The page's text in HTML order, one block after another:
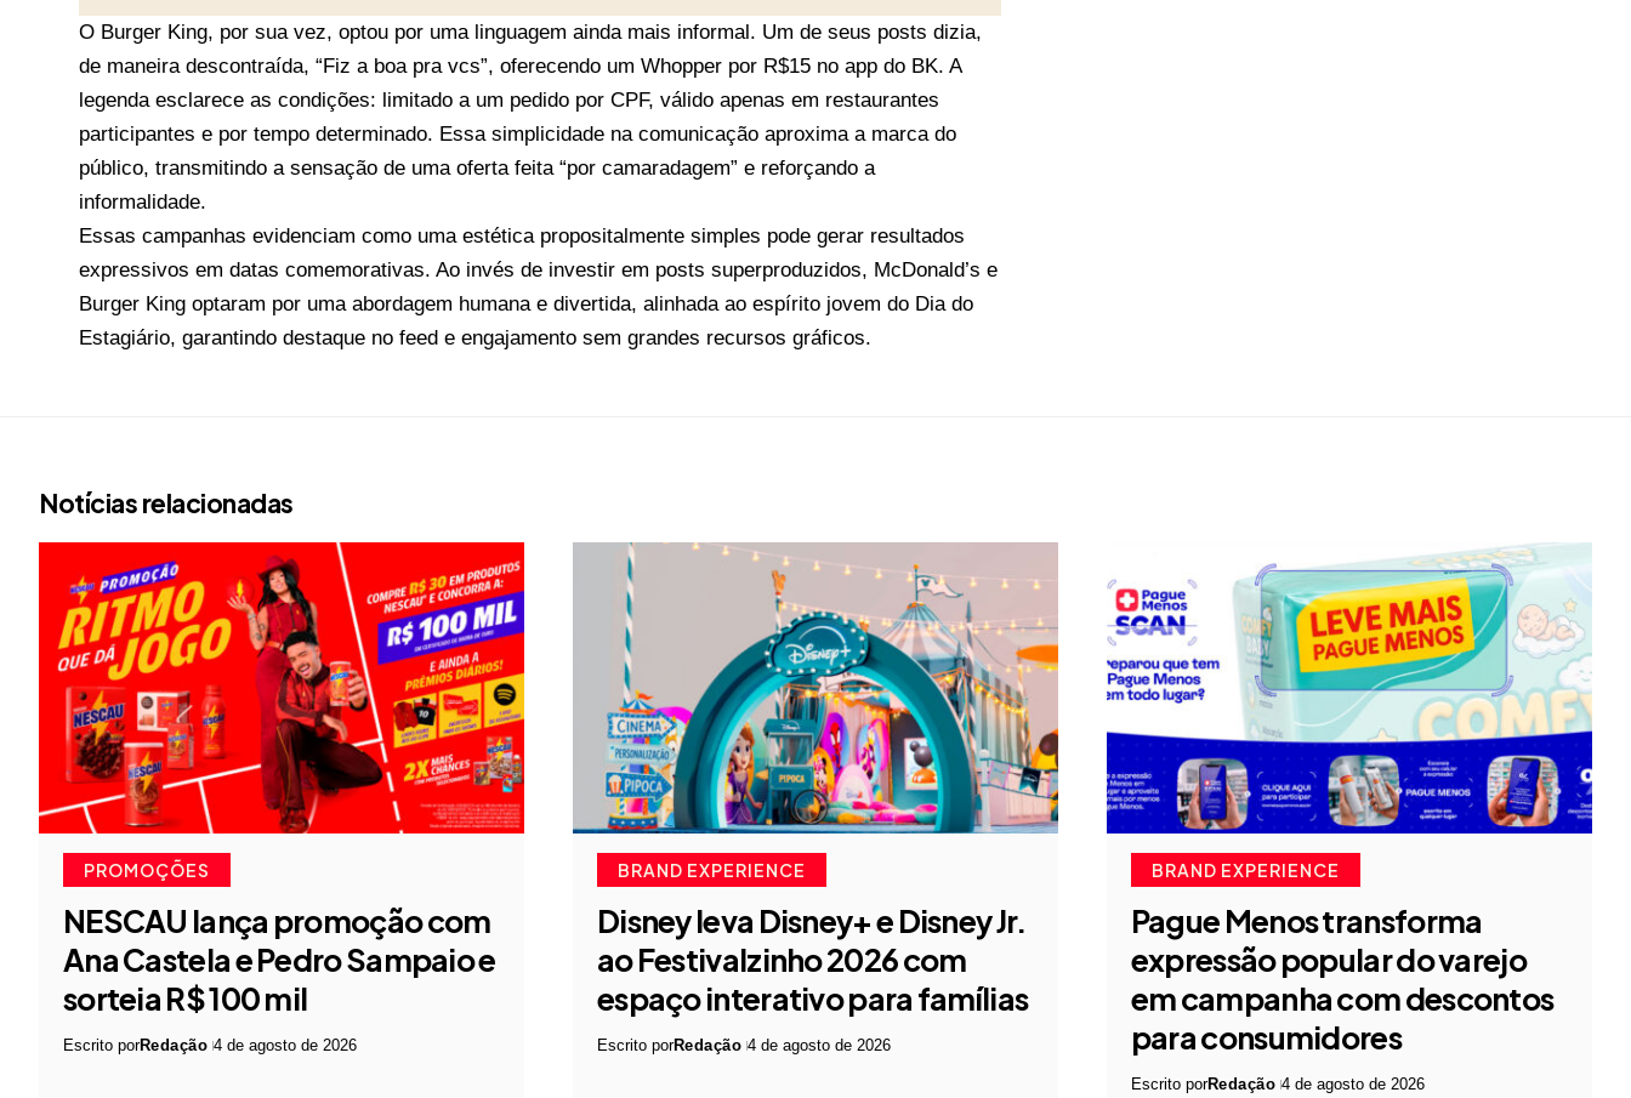
O Burger King, por sua vez, optou por uma linguagem ainda mais informal. Um de seus posts dizia,
de maneira descontraída, “Fiz a boa pra vcs”, oferecendo um Whopper por R$15 no app do BK. A
legenda esclarece as condições: limitado a um pedido por CPF, válido apenas em restaurantes
participantes e por tempo determinado. Essa simplicidade na comunicação aproxima a marca do
público, transmitindo a sensação de uma oferta feita “por camaradagem” e reforçando a
informalidade.
Essas campanhas evidenciam como uma estética propositalmente simples pode gerar resultados
expressivos em datas comemorativas. Ao invés de investir em posts superproduzidos, McDonald’s e
Burger King optaram por uma abordagem humana e divertida, alinhada ao espírito jovem do Dia do
Estagiário, garantindo destaque no feed e engajamento sem grandes recursos gráficos.
Notícias relacionadas
PROMOÇÕES
NESCAU lança promoção com
Ana Castela e Pedro Sampaio e
sorteia R$ 100 mil
Escrito porRedação 4 de agosto de 2026
BRAND EXPERIENCE
Disney leva Disney+ e Disney Jr.
ao Festivalzinho 2026 com
espaço interativo para famílias
Escrito porRedação 4 de agosto de 2026
BRAND EXPERIENCE
Pague Menos transforma
expressão popular do varejo
em campanha com descontos
para consumidores
Escrito porRedação 4 de agosto de 2026